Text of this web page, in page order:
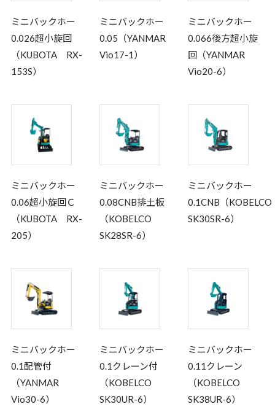
ミニバックホー
0.026超小旋回
（KUBOTA RX-
153S）
ミニバックホー
0.05（YANMAR
Vio17-1）
ミニバックホー
0.066後方超小旋
回（YANMAR
Vio20-6）
ミニバックホー
0.06超小旋回Ｃ
（KUBOTA RX-
205）
ミニバックホー
0.08CNB排土板
（KOBELCO
SK28SR-6）
ミニバックホー
0.1CNB（
SK30SR-6）
ミニバックホー
0.1配管付
（YANMAR
Vio30-6）
ミニバックホー
0.1クレーン付
（KOBELCO
SK30UR-6）
ミニバックホー
0.11クレーン
（KOBELCO
SK38UR-6）